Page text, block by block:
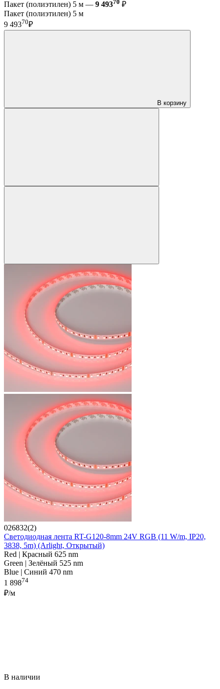
Пакет (полиэтилен) 5 м — 9 49370 ₽
Пакет (полиэтилен) 5 м
9 49370₽
В корзину
026832(2)
Светодиодная лента RT-G120-8mm 24V RGB (11 W/m, IP20,
3838, 5m) (Arlight, Открытый)
Red | Красный 625 nm
Green | Зелёный 525 nm
Blue | Синий 470 nm
1 89874
₽/м
В наличии